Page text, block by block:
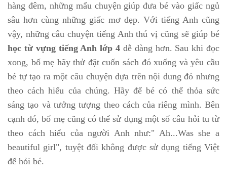
hàng đêm, những mẩu chuyện giúp đưa bé vào giấc ngủ
sâu hơn cùng những giấc mơ đẹp. Với tiếng Anh cũng
vậy, những câu chuyện tiếng Anh thú vị cũng sẽ giúp bé
học từ vựng tiếng Anh lớp 4 dễ dàng hơn. Sau khi đọc
xong, bố mẹ hãy thử đặt cuốn sách đó xuống và yêu cầu
bé tự tạo ra một câu chuyện dựa trên nội dung đó nhưng
theo cách hiểu của chúng. Hãy để bé có thể thỏa sức
sáng tạo và tưởng tượng theo cách của riêng mình. Bên
cạnh đó, bố mẹ cũng có thể sử dụng một số câu hỏi tu từ
theo cách hiểu của người Anh như:" Ah...Was she a
beautiful girl", tuyệt đối không được sử dụng tiếng Việt
để hỏi bé.